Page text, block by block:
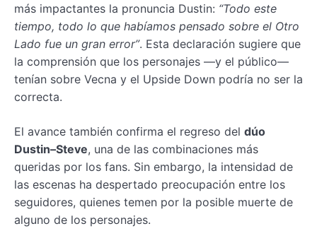
más impactantes la pronuncia Dustin: “Todo este
tiempo, todo lo que habíamos pensado sobre el Otro
Lado fue un gran error”. Esta declaración sugiere que
la comprensión que los personajes —y el público—
tenían sobre Vecna y el Upside Down podría no ser la
correcta.
El avance también confirma el regreso del dúo
Dustin–Steve, una de las combinaciones más
queridas por los fans. Sin embargo, la intensidad de
las escenas ha despertado preocupación entre los
seguidores, quienes temen por la posible muerte de
alguno de los personajes.